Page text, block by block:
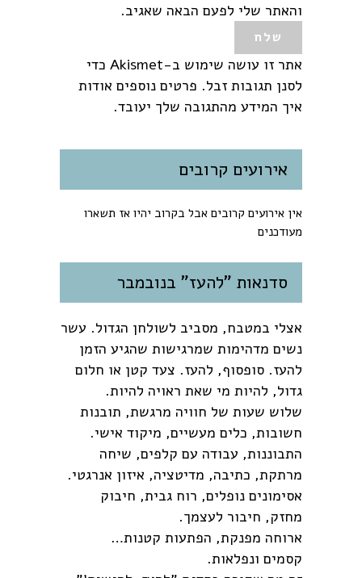
והאתר שלי לפעם הבאה שאגיב.
אתר זו עושה שימוש ב-Akismet כדי
לסנן תגובות זבל. פרטים נוספים אודות
איך המידע מהתגובה שלך יעובד.
אירועים קרובים
אין אירועים קרובים אבל בקרוב יהיו אז תשארו
מעודכנים
סדנאות "להעז" בנובמבר
אצלי במטבח, מסביב לשולחן הגדול. עשר
נשים מדהימות שמרגישות שהגיע הזמן
להעז. סופסוף, להעז. צעד קטן או חלום
גדול, להיות מי שאת ראויה להיות.
שלוש שעות של חוויה מרגשת, תובנות
חשובות, כלים מעשיים, מיקוד אישי.
התבוננות, עבודה עם קלפים, שיחה
מרתקת, כתיבה, מדיטציה, איזון אנרגטי.
אסימונים נופלים, רוח גבית, חיבוק
מחזק, חיבור לעצמך.
ארוחה מפנקת, הפתעות קטנות…
קסמים ונפלאות.